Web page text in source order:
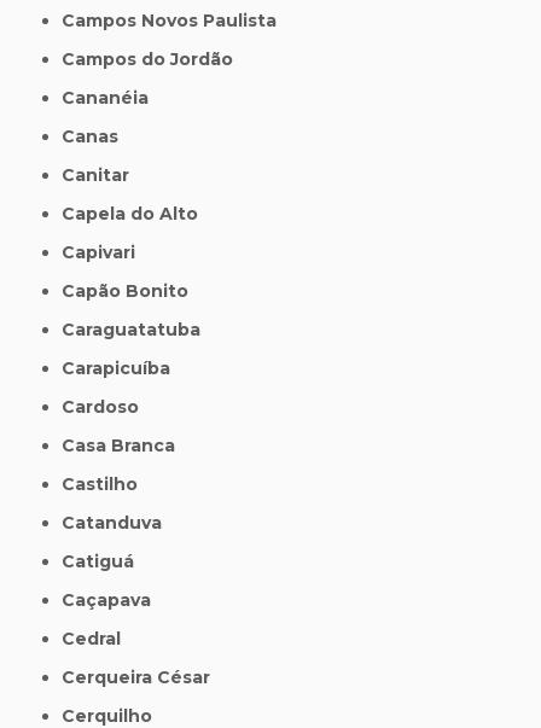
Campos Novos Paulista
Campos do Jordão
Cananéia
Canas
Canitar
Capela do Alto
Capivari
Capão Bonito
Caraguatatuba
Carapicuíba
Cardoso
Casa Branca
Castilho
Catanduva
Catiguá
Caçapava
Cedral
Cerqueira César
Cerquilho